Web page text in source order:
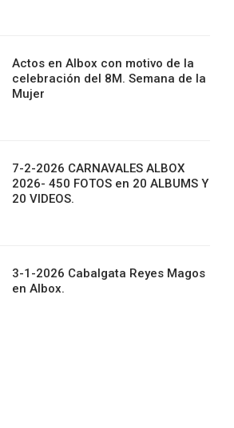
Actos en Albox con motivo de la
celebración del 8M. Semana de la
Mujer
7-2-2026 CARNAVALES ALBOX
2026- 450 FOTOS en 20 ALBUMS Y
20 VIDEOS.
3-1-2026 Cabalgata Reyes Magos
en Albox.